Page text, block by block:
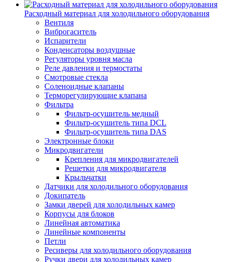
Расходный материал для холодильного оборудования
Вентиля
Виброгаситель
Испарители
Конденсаторы воздушные
Регуляторы уровня масла
Реле давления и термостаты
Смотровые стекла
Соленоидные клапаны
Терморегулирующие клапана
Фильтра
Фильтр-осушитель медный
Фильтр-осушитель типа DCL
Фильтр-осушитель типа DAS
Электронные блоки
Микродвигатели
Крепления для микродвигателей
Решетки для микродвигателя
Крыльчатки
Датчики для холодильного оборудования
Докипатель
Замки дверей для холодильных камер
Корпусы для блоков
Линейная автоматика
Линейные компоненты
Петли
Ресиверы для холодильного оборудования
Ручки двери для холодильных камер